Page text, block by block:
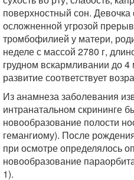
поверхностный сон.
осложненной угрозой
тромбофилией у матери,
неделе с массой 2780 г,
грудном вскармливании до
развитие соответствует
Из анамнеза заболевания
интранатальном скрининге
новообразование полости
гемангиому). После
при осмотре определялось
новообразование
1).